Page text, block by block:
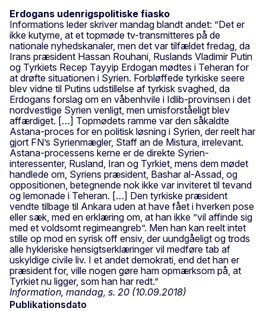
Erdogans udenrigspolitiske fiasko
Informations leder skriver mandag blandt andet: ”Det er
ikke kutyme, at et topmøde tv-transmitteres på de
nationale nyhedskanaler, men det var tilfældet fredag, da
Irans præsident Hassan Rouhani, Ruslands Vladimir Putin
og Tyrkiets Recep Tayyip Erdogan mødtes i Teheran for
at drøfte situationen i Syrien. Forbløffede tyrkiske seere
blev vidne til Putins udstillelse af tyrkisk svaghed, da
Erdogans forslag om en våbenhvile i Idlib-provinsen i det
nordvestlige Syrien venligt, men umisforståeligt blev
affærdiget. […] Topmødets ramme var den såkaldte
Astana-proces for en politisk løsning i Syrien, der reelt har
gjort FN’s Syrienmægler, Staff an de Mistura, irrelevant.
Astana-processens kerne er de direkte Syrien-
interessenter, Rusland, Iran og Tyrkiet, mens dem mødet
handlede om, Syriens præsident, Bashar al-Assad, og
oppositionen, betegnende nok ikke var inviteret til tevand
og lemonade i Teheran. […] Den tyrkiske præsident
vendte tilbage til Ankara uden at have fået i hverken pose
eller sæk, med en erklæring om, at han ikke ”vil affinde sig
med et voldsomt regimeangreb”. Men han kan reelt intet
stille op mod en syrisk off ensiv, der uundgåeligt og trods
alle hykleriske hensigtserklæringer vil medføre tab af
uskyldige civile liv. I et andet demokrati, end det han er
præsident for, ville nogen gøre ham opmærksom på, at
Tyrkiet nu ligger, som han har redt.”
Information, mandag, s. 20 (10.09.2018)
Publikationsdato